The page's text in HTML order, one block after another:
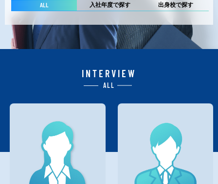
ALL
入社年度で探す 出身校で探す
INTERVIEW
ALL